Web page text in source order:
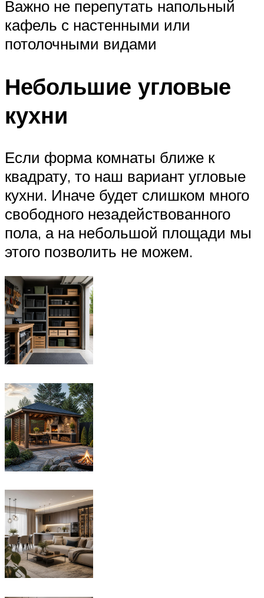
Важно не перепутать напольный
кафель с настенными или
потолочными видами
Небольшие угловые
кухни
Если форма комнаты ближе к
квадрату, то наш вариант угловые
кухни. Иначе будет слишком много
свободного незадействованного
пола, а на небольшой площади мы
этого позволить не можем.